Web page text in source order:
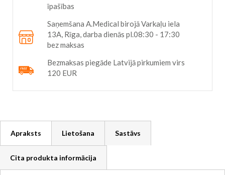
īpašības
Saņemšana A.Medical birojā Varkaļu iela
13A, Rīga, darba dienās pl.08:30 - 17:30
bez maksas
Bezmaksas piegāde Latvijā pirkumiem virs
120 EUR
Apraksts Lietošana Sastāvs
Cita produkta informācija